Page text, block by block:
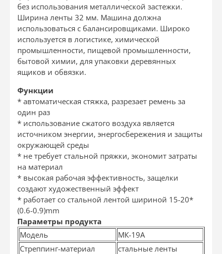
без использования металлической застежки.
Ширина ленты 32 мм. Машина должна
использоваться с балансировщиками. Широко
используется в логистике, химической
промышленности, пищевой промышленности,
бытовой химии, для упаковки деревянных
ящиков и обвязки.
Функции
* автоматическая стяжка, разрезает ремень за
один раз
* использование сжатого воздуха является
источником энергии, энергосбережения и защиты
окружающей среды
* не требует стальной пряжки, экономит затраты
на материал
* высокая рабочая эффективность, защелки
создают художественный эффект
* работает со стальной лентой шириной 15-20*
(0.6-0.9)mm
Параметры продукта
Модель
МК-19А
Стреппинг-материал
стальные ленты